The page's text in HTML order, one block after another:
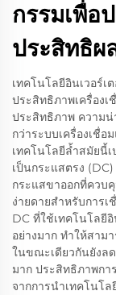
กรรมเพื่อ
ประสิทธิผ
เทคโนโลยีอินเวอร์
ประสิทธิภาพเครื่อง
ประสิทธิภาพ ความน่
กว่าระบบเครื่องเชื่อ
เทคโนโลยีล้ำสมัยนี้
เป็นกระแสตรง
กระแสขาออกที่ควบ
ง่ายดายสำหรับการเ
DC ที่ใช้เทคโนโลยี
อย่างมาก ทำให้สาม
ในขณะเดียวกันยังล
มาก ประสิทธิภาพกา
จากการนำเทคโนโล